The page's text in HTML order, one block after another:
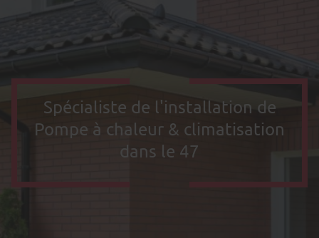
Spécialiste de l'installation de
Pompe à chaleur & climatisation
dans le 47